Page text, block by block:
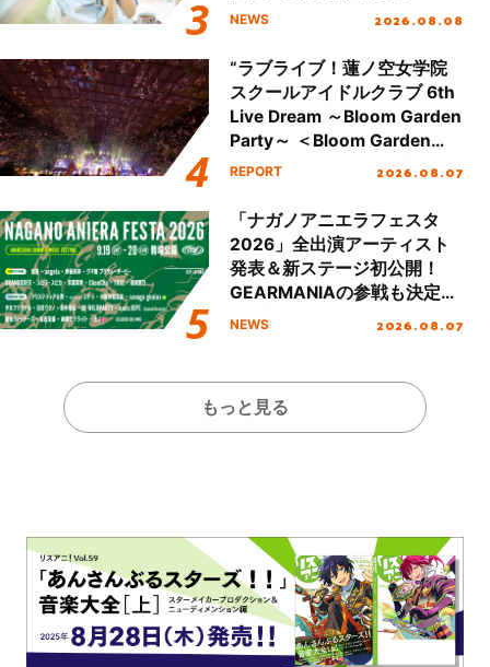
NEWS 2026.08.08
“ラブライブ！蓮ノ空女学院
スクールアイドルクラブ 6th
Live Dream ～Bloom Garden
Party～ ＜Bloom Garden
Party Stage／埼玉公演＞”
REPORT 2026.08.07
「ナガノアニエラフェスタ
2026」全出演アーティスト
発表＆新ステージ初公開！
GEARMANIAの参戦も決定
し、初となる第3ステージの
NEWS 2026.08.07
もっと見る